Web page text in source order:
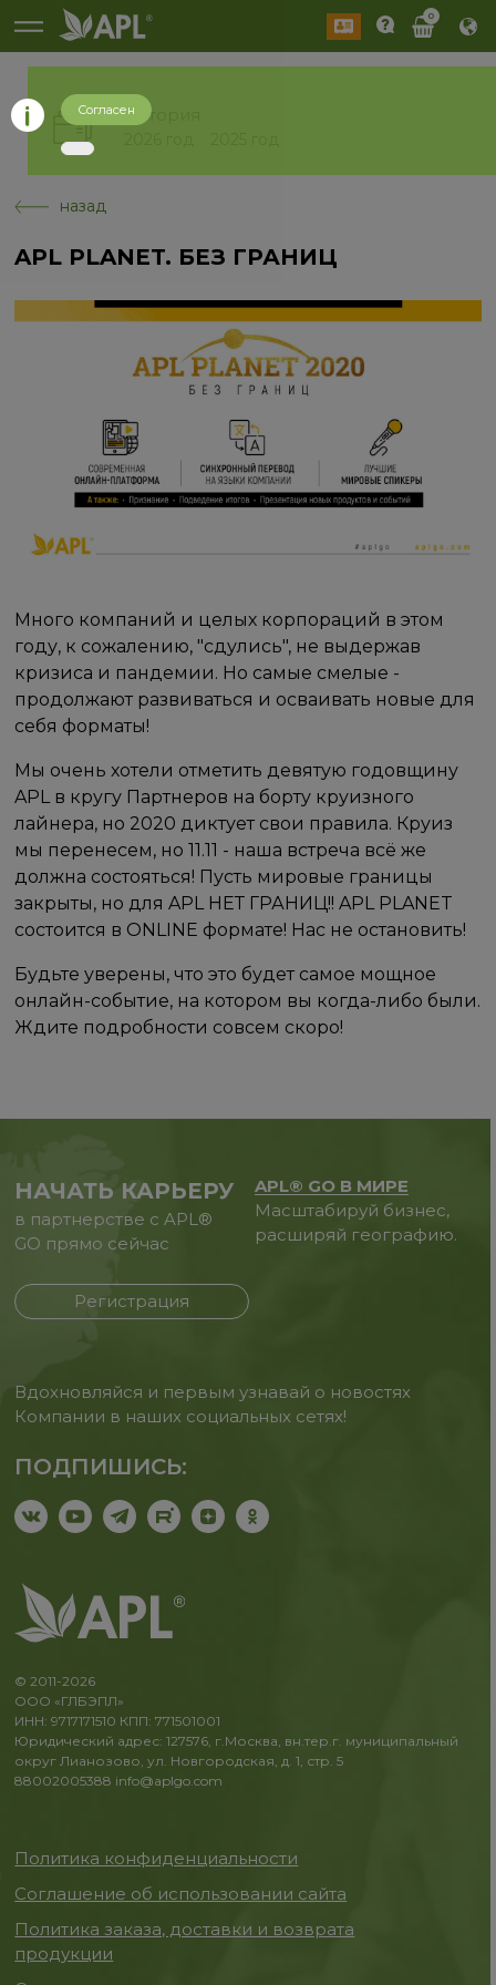
0
История
назад
APL PLANET. БЕЗ ГРАНИЦ
Много компаний и целых корпораций в этом
году, к сожалению, "сдулись", не выдержав
кризиса и пандемии. Но самые смелые -
продолжают развиваться и осваивать новые для
себя форматы!
Мы очень хотели отметить девятую годовщину
APL в кругу Партнеров на борту круизного
лайнера, но 2020 диктует свои правила. Круиз
мы перенесем, но 11.11 - наша встреча всё же
должна состояться! Пусть мировые границы
закрыты, но для APL НЕТ ГРАНИЦ!! APL PLANET
состоится в ONLINE формате! Нас не остановить!
Будьте уверены, что это будет самое мощное
онлайн-событие, на котором вы когда-либо были.
Ждите подробности совсем скоро!
НАЧАТЬ КАРЬЕРУ
в партнерстве с APL®
GO прямо сейчас
Регистрация
APL® GO В МИРЕ
Масштабируй бизнес,
расширяй географию.
Вдохновляйся и первым узнавай о новостях
Компании в наших социальных сетях!
ПОДПИШИСЬ:
© 2011-2026
ООО «ГЛБЭПЛ»
ИНН: 9717171510 КПП: 771501001
Юридический адрес: 127576, г.Москва, вн.тер.г. муниципальный
округ Лианозово, ул. Новгородская, д. 1, стр. 5
88002005388 info@aplgo.com
Политика конфиденциальности
Соглашение об использовании сайта
Политика заказа, доставки и возврата
продукции
Согласен